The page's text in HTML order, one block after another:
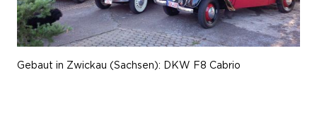
Gebaut in Zwickau (Sachsen): DKW F8 Cabrio